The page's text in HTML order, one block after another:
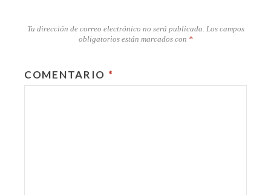
Tu dirección de correo electrónico no será publicada. Los campos
obligatorios están marcados con *
COMENTARIO *